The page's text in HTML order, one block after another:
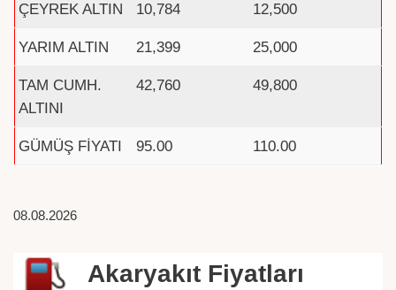
ÇEYREK ALTIN 10,784 12,500
YARIM ALTIN 21,399 25,000
TAM CUMH.
ALTINI
42,760 49,800
GÜMÜŞ FİYATI 95.00 110.00
08.08.2026
Akaryakıt Fiyatları